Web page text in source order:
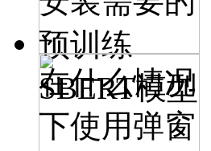
预训练
SBERT模型
在什么情况
下使用弹窗